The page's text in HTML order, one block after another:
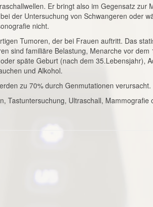
Er bringt also im Gegensatz zur
der Untersuchung von Schwangeren oder
nicht.
Tumoren, der bei Frauen auftritt. Das
sind familiäre Belastung, Menarche vor dem
späte Geburt (nach dem 35.Lebensjahr),
und Alkohol.
zu 70% durch Genmutationen verursacht.
Tastuntersuchung, Ultraschall, Mammografie